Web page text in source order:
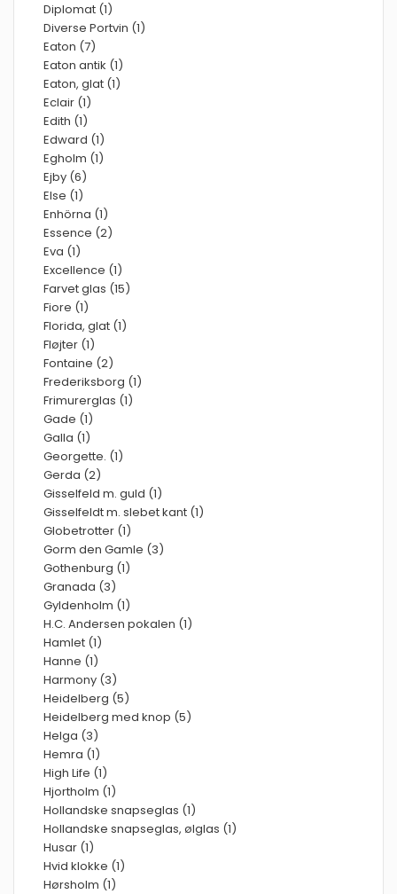
Diplomat (1)
Diverse Portvin (1)
Eaton (7)
Eaton antik (1)
Eaton, glat (1)
Eclair (1)
Edith (1)
Edward (1)
Egholm (1)
Ejby (6)
Else (1)
Enhörna (1)
Essence (2)
Eva (1)
Excellence (1)
Farvet glas (15)
Fiore (1)
Florida, glat (1)
Fløjter (1)
Fontaine (2)
Frederiksborg (1)
Frimurerglas (1)
Gade (1)
Galla (1)
Georgette. (1)
Gerda (2)
Gisselfeld m. guld (1)
Gisselfeldt m. slebet kant (1)
Globetrotter (1)
Gorm den Gamle (3)
Gothenburg (1)
Granada (3)
Gyldenholm (1)
H.C. Andersen pokalen (1)
Hamlet (1)
Hanne (1)
Harmony (3)
Heidelberg (5)
Heidelberg med knop (5)
Helga (3)
Hemra (1)
High Life (1)
Hjortholm (1)
Hollandske snapseglas (1)
Hollandske snapseglas, ølglas (1)
Husar (1)
Hvid klokke (1)
Hørsholm (1)